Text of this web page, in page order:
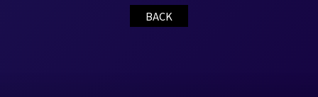
BACK